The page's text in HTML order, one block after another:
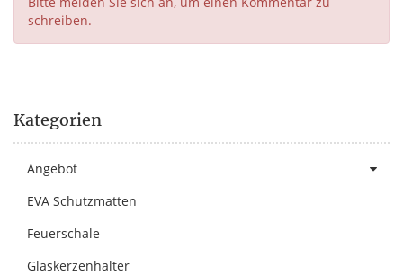
schreiben.
Kategorien
Angebot
EVA Schutzmatten
Feuerschale
Glaskerzenhalter